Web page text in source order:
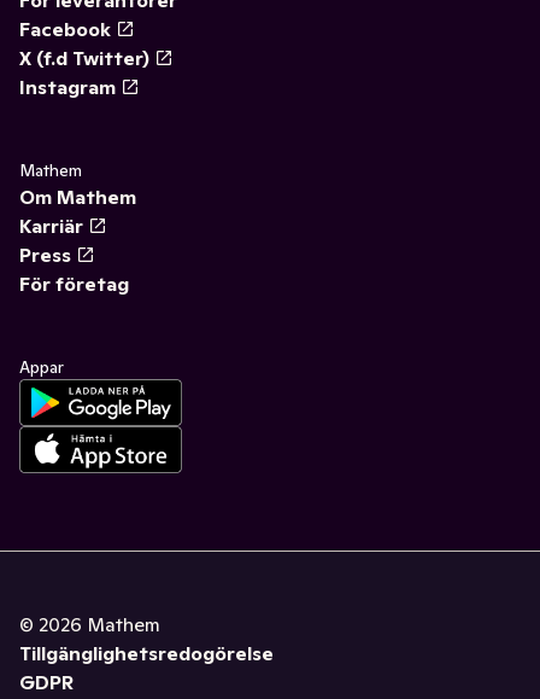
Facebook
X (f.d Twitter)
Instagram
Mathem
Om Mathem
Karriär
Press
För företag
Appar
© 2026 Mathem
Tillgänglighetsredogörelse
GDPR